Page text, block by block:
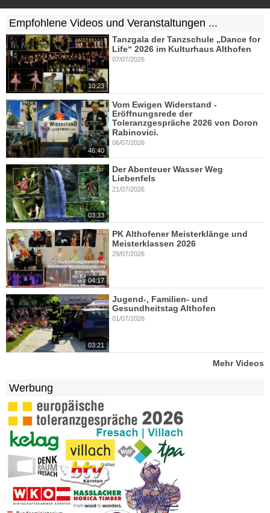
Empfohlene Videos und Veranstaltungen ...
10:23
Tanzgala der Tanzschule „Dance for
Life“ 2026 im Kulturhaus Althofen
07/07/2026
46:40
Vom Ewigen Widerstand -
Eröffnungsrede der
Toleranzgespräche 2026 von Doron
Rabinovici.
06/07/2026
03:33
Der Abenteuer Wasser Weg
Liebenfels
21/07/2026
04:17
PK Althofener Meisterklänge und
Meisterklassen 2026
29/07/2026
03:21
Jugend-, Familien- und
Gesundheitstag Althofen
01/07/2026
Mehr Videos
Werbung